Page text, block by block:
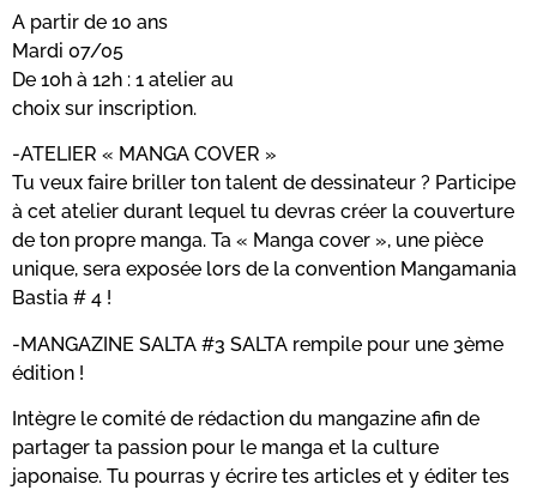
A partir de 10 ans
Mardi 07/05
De 10h à 12h : 1 atelier au
choix sur inscription.
-ATELIER « MANGA COVER »
Tu veux faire briller ton talent de dessinateur ? Participe
à cet atelier durant lequel tu devras créer la couverture
de ton propre manga. Ta « Manga cover », une pièce
unique, sera exposée lors de la convention Mangamania
Bastia # 4 !
-MANGAZINE SALTA #3 SALTA rempile pour une 3ème
édition !
Intègre le comité de rédaction du mangazine afin de
partager ta passion pour le manga et la culture
japonaise. Tu pourras y écrire tes articles et y éditer tes